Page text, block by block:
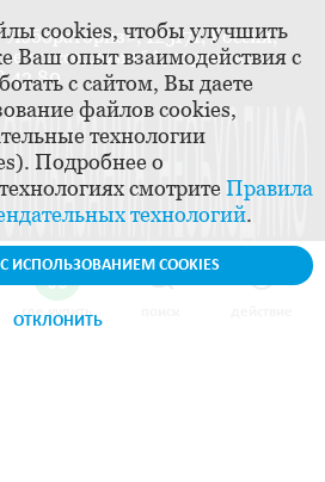
где купить
125171, Россия,
шоссе, дом 16А, строение 1.
42 80
cookies, чтобы улучшить
Ваш опыт взаимодействия с
с сайтом, Вы даете
файлов cookies,
технологии
Подробнее о
смотритеПравила
технологий.
ИСПОЛЬЗОВАНИЕМ COOKIES
ОТКЛОНИТЬ